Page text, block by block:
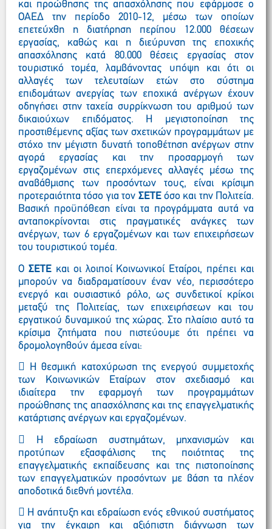
και προώθησης της απασχόλησης που εφάρμοσε ο
ΟΑΕΔ την περίοδο 2010-12, μέσω των οποίων
επετεύχθη η διατήρηση περίπου 12.000 θέσεων
εργασίας, καθώς και η διεύρυνση της εποχικής
απασχόλησης κατά 80.000 θέσεις εργασίας στον
τουριστικό τομέα, λαμβάνοντας υπόψη και ότι οι
αλλαγές των τελευταίων ετών στο σύστημα
επιδομάτων ανεργίας των εποχικά ανέργων έχουν
οδηγήσει στην ταχεία συρρίκνωση του αριθμού των
δικαιούχων επιδόματος. Η μεγιστοποίηση της
προστιθέμενης αξίας των σχετικών προγραμμάτων με
στόχο την μέγιστη δυνατή τοποθέτηση ανέργων στην
αγορά εργασίας και την προσαρμογή των
εργαζομένων στις επερχόμενες αλλαγές μέσω της
αναβάθμισης των προσόντων τους, είναι κρίσιμη
προτεραιότητα τόσο για τον ΣΕΤΕόσο και την Πολιτεία.
Βασική προϋπόθεση είναι τα προγράμματα αυτά να
ανταποκρίνονται στις πραγματικές ανάγκες των
ανέργων, των 6 εργαζομένων και των επιχειρήσεων
του τουριστικού τομέα.
Ο ΣΕΤΕκαι οι λοιποί Κοινωνικοί Εταίροι, πρέπει και
μπορούν να διαδραματίσουν έναν νέο, περισσότερο
ενεργό και ουσιαστικό ρόλο, ως συνδετικοί κρίκοι
μεταξύ της Πολιτείας, των επιχειρήσεων και του
εργατικού δυναμικού της χώρας. Στο πλαίσιο αυτό τα
κρίσιμα ζητήματα που πιστεύουμε ότι πρέπει να
δρομολογηθούν άμεσα είναι:
 Η θεσμική κατοχύρωση της ενεργού συμμετοχής
των Κοινωνικών Εταίρων στον σχεδιασμό και
ιδιαίτερα την εφαρμογή των προγραμμάτων
προώθησης της απασχόλησης και της επαγγελματικής
κατάρτισης ανέργων και εργαζομένων.
 Η εδραίωση συστημάτων, μηχανισμών και
προτύπων εξασφάλισης της ποιότητας της
επαγγελματικής εκπαίδευσης και της πιστοποίησης
των επαγγελματικών προσόντων με βάση τα πλέον
αποδοτικά διεθνή μοντέλα.
 Η ανάπτυξη και εδραίωση ενός εθνικού συστήματος
για την έγκαιρη και αξιόπιστη διάγνωση των